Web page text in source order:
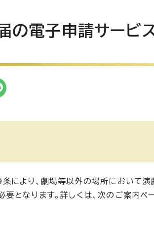
の電子申請サービ
により、劇場等以外の場所において演
となります。詳しくは、次のご案内ペ